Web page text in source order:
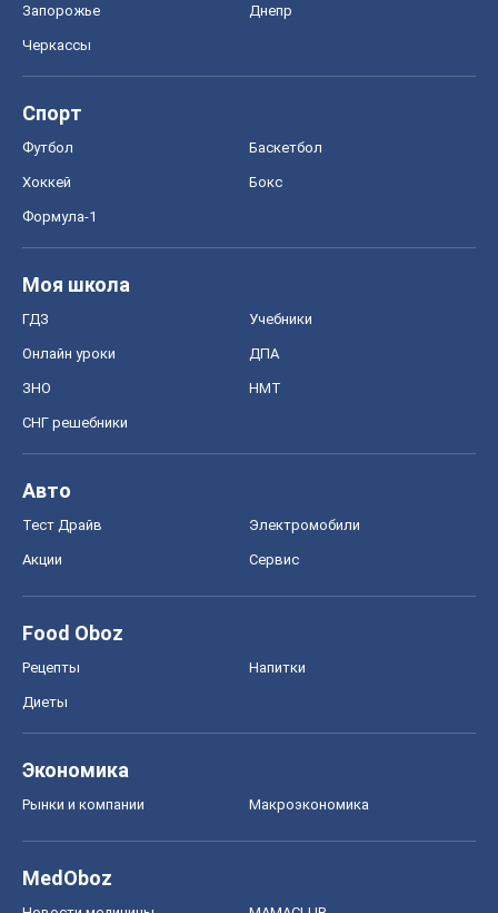
Запорожье Днепр
Черкассы
Спорт
Футбол Баскетбол
Хоккей Бокс
Формула-1
Моя школа
ГДЗ Учебники
Онлайн уроки ДПА
ЗНО НМТ
СНГ решебники
Авто
Тест Драйв Электромобили
Акции Сервис
Food Oboz
Рецепты Напитки
Диеты
Экономика
Рынки и компании Mакроэкономика
MedOboz